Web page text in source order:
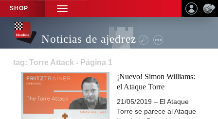
SHOP
TOGGLE
NAVIGATION
Noticias de ajedrez
tag: Torre Attack - Página 1
¡Nuevo! Simon Williams:
el Ataque Torre
21/05/2019 – El Ataque
Torre se parece al Ataque